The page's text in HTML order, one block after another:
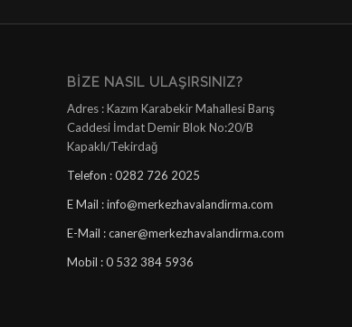
BIZE NASIL ULAŞIRSINIZ?
Adres : Kazım Karabekir Mahallesi Barış
Caddesi İmdat Demir Blok No:20/B
Kapaklı/Tekirdağ
Telefon : 0282 726 2025
E Mail : info@merkezhavalandirma.com
E-Mail : caner@merkezhavalandirma.com
Mobil : 0 532 384 5936